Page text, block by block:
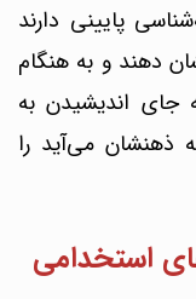
پایینی دارند
دهند و به هنگام
جای اندیشیدن به
ذهنشان می‌آید را
استخدامی